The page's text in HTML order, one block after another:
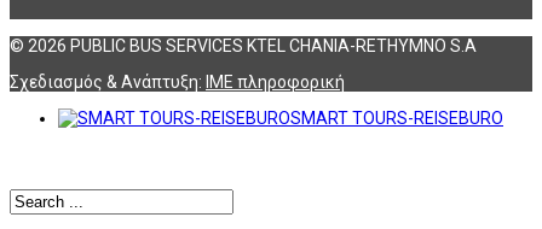
© 2026 PUBLIC BUS SERVICES KTEL CHANIA-RETHYMNO S.A
Σχεδιασμός & Ανάπτυξη: ΙΜΕ πληροφορική
SMART TOURS-REISEBURO